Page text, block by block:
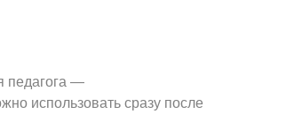
педагога —
использовать сразу после